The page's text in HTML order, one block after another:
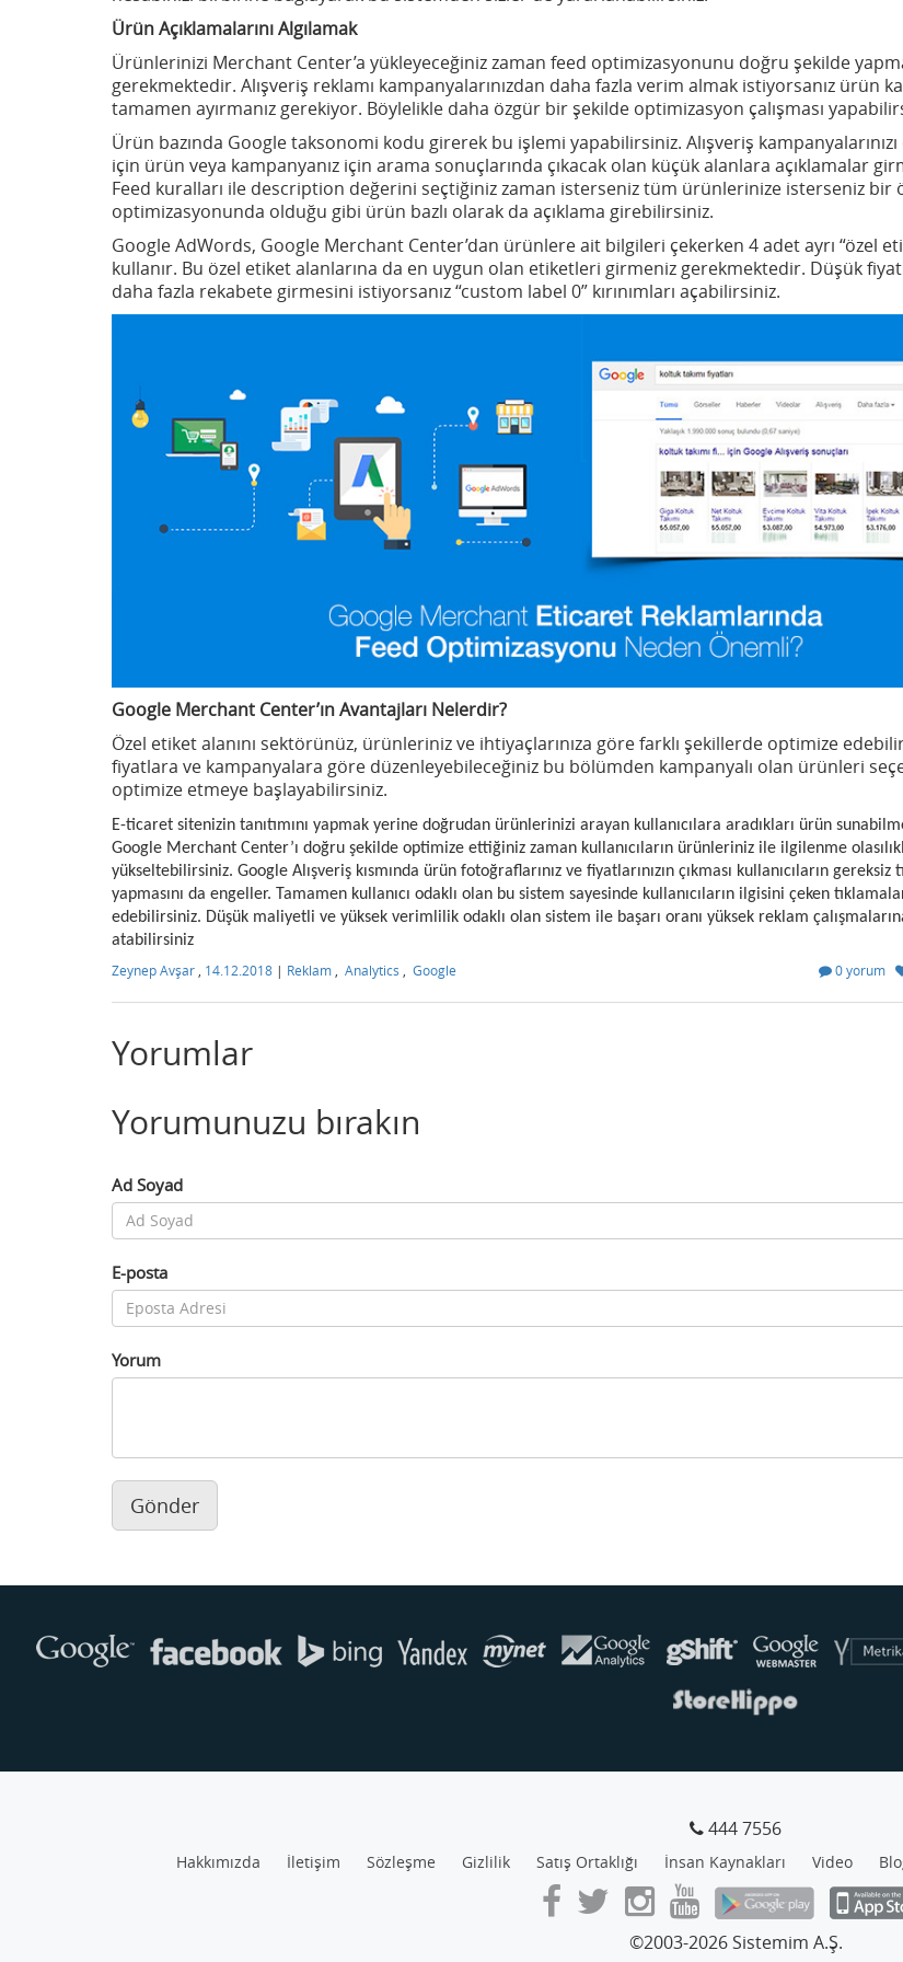
Ürün Açıklamalarını Algılamak
Ürünlerinizi Merchant Center’a yükleyeceğiniz zaman feed optimizasyonunu doğru şekilde
gerekmektedir. Alışveriş reklamı kampanyalarınızdan daha fazla verim almak istiyorsanız ürün
tamamen ayırmanız gerekiyor. Böylelikle daha özgür bir şekilde optimizasyon çalışması
Ürün bazında Google taksonomi kodu girerek bu işlemi yapabilirsiniz. Alışveriş
için ürün veya kampanyanız için arama sonuçlarında çıkacak olan küçük alanlara açıklamalar
Feed kuralları ile description değerini seçtiğiniz zaman isterseniz tüm ürünlerinize isterseniz bir
optimizasyonunda olduğu gibi ürün bazlı olarak da açıklama girebilirsiniz.
Google AdWords, Google Merchant Center’dan ürünlere ait bilgileri çekerken 4 adet ayrı “özel
kullanır. Bu özel etiket alanlarına da en uygun olan etiketleri girmeniz gerekmektedir. Düşük
daha fazla rekabete girmesini istiyorsanız “custom label 0” kırınımları açabilirsiniz.
Google Merchant Center’ın Avantajları Nelerdir?
Özel etiket alanını sektörünüz, ürünleriniz ve ihtiyaçlarınıza göre farklı şekillerde optimize
fiyatlara ve kampanyalara göre düzenleyebileceğiniz bu bölümden kampanyalı olan ürünleri
optimize etmeye başlayabilirsiniz.
E-ticaret sitenizin tanıtımını yapmak yerine doğrudan ürünlerinizi arayan kullanıcılara aradıkları ürün
Google Merchant Center’ı doğru şekilde optimize ettiğiniz zaman kullanıcıların ürünleriniz ile ilgilenme
yükseltebilirsiniz. Google Alışveriş kısmında ürün fotoğraflarınız ve fiyatlarınızın çıkması kullanıcıların gereksiz
yapmasını da engeller. Tamamen kullanıcı odaklı olan bu sistem sayesinde kullanıcıların ilgisini çeken
edebilirsiniz. Düşük maliyetli ve yüksek verimlilik odaklı olan sistem ile başarı oranı yüksek reklam
atabilirsiniz
Zeynep Avşar
14.12.2018 | Reklam Analytics Google 0 yorum
Yorumlar
Yorumunuzu bırakın
Ad Soyad
E-posta
Yorum
Gönder
444 7556
Hakkımızda İletişim Sözleşme Gizlilik Satış Ortaklığı İnsan Kaynakları Video
©2003-2026 Sistemim A.Ş.